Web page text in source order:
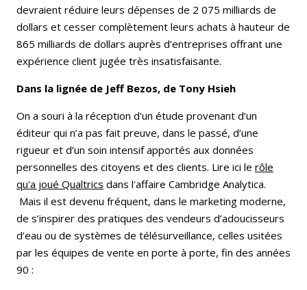
devraient réduire leurs dépenses de 2 075 milliards de
dollars et cesser complètement leurs achats à hauteur de
865 milliards de dollars auprès d’entreprises offrant une
expérience client jugée très insatisfaisante.
Dans la lignée de Jeff Bezos, de Tony Hsieh
On a souri à la réception d'un étude provenant d’un
éditeur qui n’a pas fait preuve, dans le passé, d’une
rigueur et d’un soin intensif apportés aux données
personnelles des citoyens et des clients. Lire ici le rôle
qu'a joué Qualtrics dans l'affaire Cambridge Analytica.
Mais il est devenu fréquent, dans le marketing moderne,
de s’inspirer des pratiques des vendeurs d’adoucisseurs
d’eau ou de systèmes de télésurveillance, celles usitées
par les équipes de vente en porte à porte, fin des années
90 :